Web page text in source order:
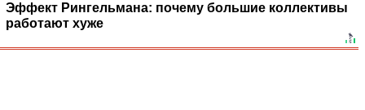
Эффект Рингельмана: почему большие коллективы
работают хуже